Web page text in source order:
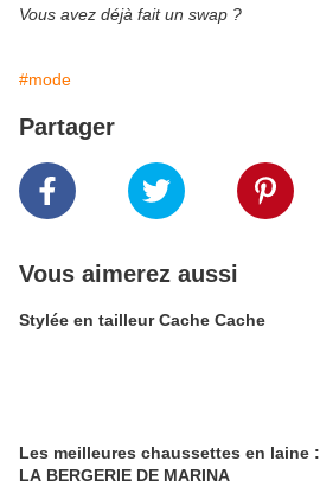
Vous avez déjà fait un swap ?
#mode
Partager
Vous aimerez aussi
Stylée en tailleur Cache Cache
Les meilleures chaussettes en laine :
LA BERGERIE DE MARINA